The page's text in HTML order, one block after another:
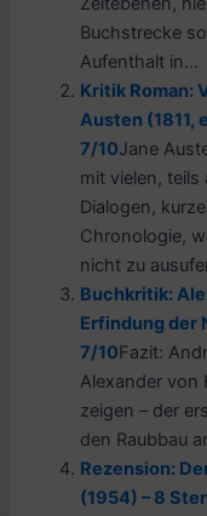
Buchstrecke
Aufenthalt in...
Kritik Roman:
Austen (1811,
7/10Jane
mit vielen,
Dialogen,
Chronologie,
nicht zu
Buchkritik:
Erfindung der
7/10Fazit:
Alexander von
zeigen – der
den Raubbau
Rezension:
(1954) – 8